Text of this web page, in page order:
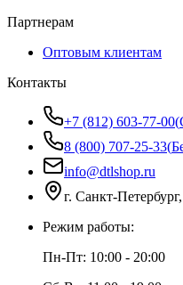
Партнерам
Оптовым клиентам
Контакты
+7 (812) 603-77-00(
8 (800) 707-25-33(
info@dtlshop.ru
г. Санкт-Петербург,
Режим работы:
Пн-Пт: 10:00 - 20:00